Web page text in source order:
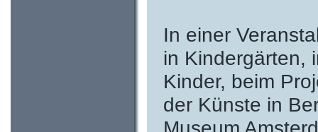
In einer
in Kindergärten,
Kinder, beim
der Künste in